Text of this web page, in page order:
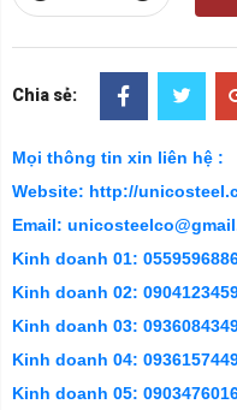
Chia sẻ:
Mọi thông tin xin liên hệ :
Website: http://
Email:
Kinh doanh 01:
Kinh doanh 02:
Kinh doanh 03:
Kinh doanh 04:
Kinh doanh 05: